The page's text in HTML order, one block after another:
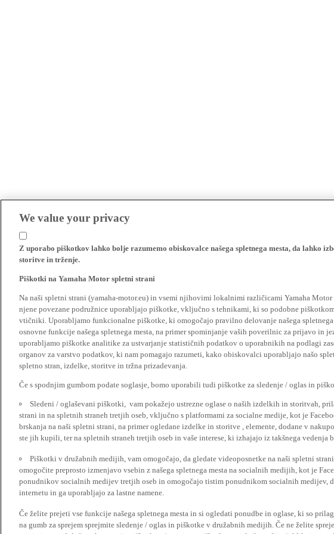
We value your privacy
Z uporabo piškotkov lahko bolje razumemo obiskovalce našega spletnega mesta, da lahko
storitve in trženje.
Piškotki na Yamaha Motor spletni strani
Na naši spletni strani (yamaha-motor.eu) in vsemi njihovimi lokalnimi različicami Yamaha Motor
njene povezane podružnice uporabljajo piškotke, vključno s tehnikami, ki so podobne
vtičniki. Uporabljamo funkcionalne piškotke, ki omogočajo pravilno delovanje našega
osnovne funkcije našega spletnega mesta, na primer spominjanje vaših poverilnic za prijavo in
uporabljamo piškotke analitike za ustvarjanje statističnih podatkov o uporabnikih na podlagi
organov za varstvo podatkov, ki nam pomagajo razumeti, kako obiskovalci uporabljajo našo
spletno stran, izdelke, storitve in tržna prizadevanja.
Če s spodnjim gumbom podate soglasje, bomo uporabili tudi piškotke za sledenje / oglas in
Sledeni / oglaševani piškotki, vam pokažejo ustrezne oglase o naših izdelkih in storitvah,
strani in na spletnih straneh tretjih oseb, vključno s platformami za socialne medije, kot je
brskanja na naši spletni strani, na primer ogledane izdelke in storitve , elemente, dodane v
ste jih kupili, ter na spletnih straneh tretjih oseb in vaše interese, ki izhajajo iz takšnega vedenja
Piškotki v družabnih medijih, vam omogočajo, da gledate videoposnetke na naši spletni
omogočite preprosto izmenjavo vsebin z našega spletnega mesta na socialnih medijih, kot je
ponudnikov socialnih medijev tretjih oseb in omogočajo tistim ponudnikom socialnih medijev,
internetu in ga uporabljajo za lastne namene.
Če želite prejeti vse funkcije našega spletnega mesta in si ogledati ponudbe in oglase, ki so
na gumb za sprejem sprejmite sledenje / oglas in piškotke v družabnih medijih. Če ne želite